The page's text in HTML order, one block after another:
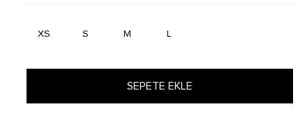
XS S M L
SEPETE EKLE